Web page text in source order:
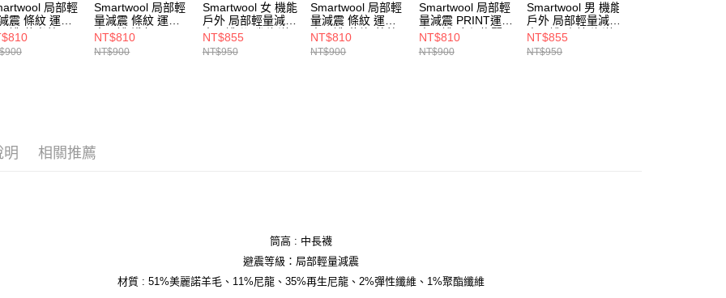
局部輕
震 條紋 運動
襪 暮光藍
Smartwool 局部輕
量減震 條紋 運動
中長襪 淺灰
NT$810
NT$900
Smartwool 女 機能
戶外 局部輕量減震
中長襪-湖畔 海洋
藍
NT$855
NT$950
Smartwool 局部輕
量減震 條紋 運動
中長襪-紮染 苔蘚
綠
NT$810
NT$900
Smartwool 局部輕
量減震 PRINT運動
中長襪-魔幻絢麗
藍
NT$810
NT$900
Smartwool 男 機能
戶外 局部輕量減震
中長襪-山鏡 海洋
藍
NT$855
NT$950
明 相關推薦
筒高 : 中長襪
避震等級：局部輕量減震
材質 : 51%美麗諾羊毛、11%尼龍、35%再生尼龍、2%彈性纖維、1%聚酯纖維